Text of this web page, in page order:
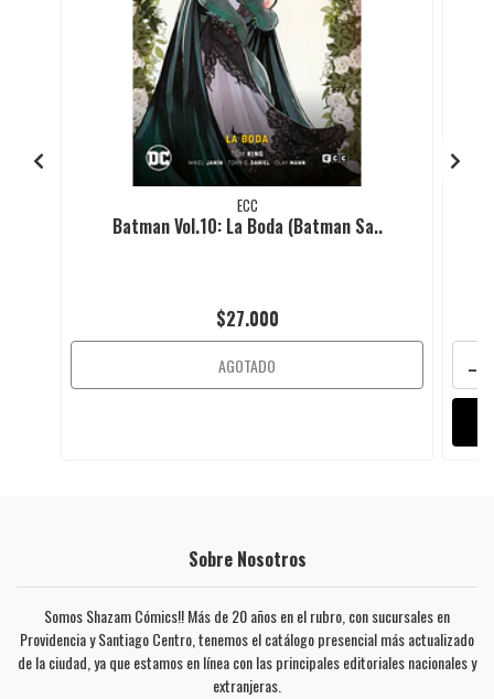
ECC
Batman Vol.10: La Boda (Batman Sa..
$27.000
AGOTADO -
Sobre Nosotros
Somos Shazam Cómics!! Más de 20 años en el rubro, con sucursales en
Providencia y Santiago Centro, tenemos el catálogo presencial más actualizado
de la ciudad, ya que estamos en línea con las principales editoriales nacionales y
extranjeras.